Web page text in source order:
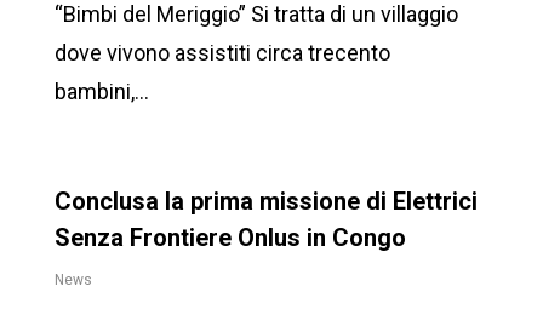
“Bimbi del Meriggio” Si tratta di un villaggio
dove vivono assistiti circa trecento
bambini,...
Conclusa la prima missione di Elettrici
Senza Frontiere Onlus in Congo
News